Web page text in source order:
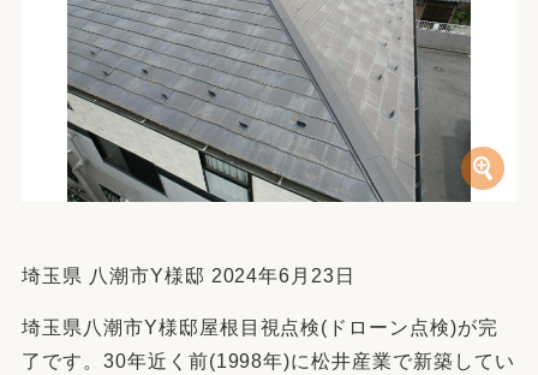
埼玉県 八潮市Y様邸 2024年6月23日
埼玉県八潮市Y様邸屋根目視点検(ドローン点検)が完
了です。30年近く前(1998年)に松井産業で新築してい